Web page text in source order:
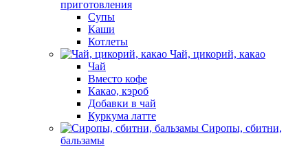
приготовления
Супы
Каши
Котлеты
Чай, цикорий, какао
Чай
Вместо кофе
Какао, кэроб
Добавки в чай
Куркума латте
Сиропы, сбитни,
бальзамы